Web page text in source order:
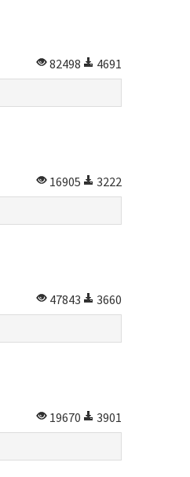
82498
4691
16905
3222
47843
3660
19670
3901